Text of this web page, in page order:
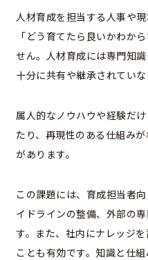
人材育成を担当する人事や
「どう育てたら良いかわか
せん。人材育成には専門知
十分に共有や継承されてい
属人的なノウハウや経験だ
たり、再現性のある仕組み
があります。
この課題には、育成担当者
イドラインの整備、外部の
す。また、社内にナレッジ
ことも有効です。知識と仕